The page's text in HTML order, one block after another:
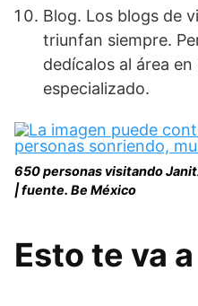
Blog. Los blogs de
triunfan siempre.
dedícalos al área
especializado.
650 personas visitando
| fuente. Be México
Esto te va